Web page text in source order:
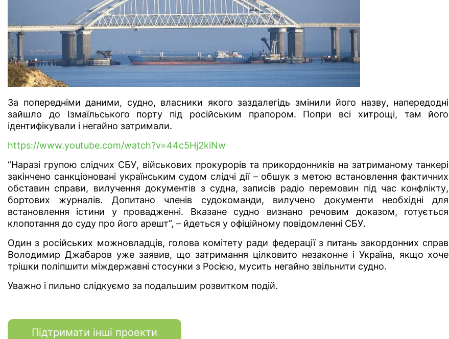
За попередніми даними, судно, власники якого заздалегідь змінили його назву, напередодні
зайшло до Ізмаїльського порту під російським прапором. Попри всі хитрощі, там його
ідентифікували і негайно затримали.
https://www.youtube.com/watch?v=44c5Hj2kiNw
“Наразі групою слідчих СБУ, військових прокурорів та прикордонників на затриманому танкері
закінчено санкціоновані українським судом слідчі дії – обшук з метою встановлення фактичних
обставин справи, вилучення документів з судна, записів радіо перемовин під час конфлікту,
бортових журналів. Допитано членів судокоманди, вилучено документи необхідні для
встановлення істини у провадженні. Вказане судно визнано речовим доказом, готується
клопотання до суду про його арешт”, – йдеться у офіційному повідомленні СБУ.
Один з російських можновладців, голова комітету ради федерації з питань закордонних справ
Володимир Джабаров уже заявив, що затримання цілковито незаконне і Україна, якщо хоче
трішки поліпшити міждержавні стосунки з Росією, мусить негайно звільнити судно.
Уважно і пильно слідкуємо за подальшим розвитком подій.
Підтримати інші проекти